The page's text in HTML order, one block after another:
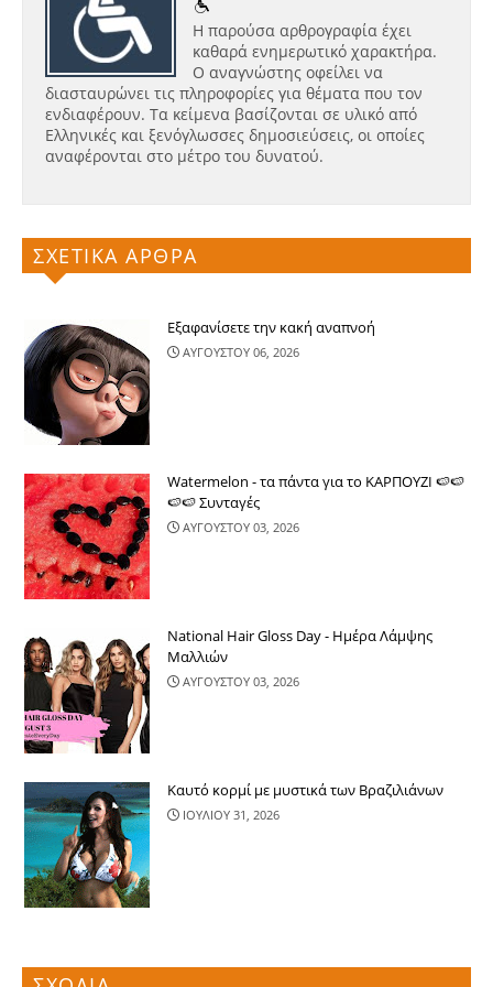
Η παρούσα αρθρογραφία έχει
καθαρά ενημερωτικό χαρακτήρα.
Ο αναγνώστης οφείλει να
διασταυρώνει τις πληροφορίες για θέματα που τον
ενδιαφέρουν. Τα κείμενα βασίζονται σε υλικό από
Ελληνικές και ξενόγλωσσες δημοσιεύσεις, οι οποίες
αναφέρονται στο μέτρο του δυνατού.
ΣΧΕΤΙΚΑ ΑΡΘΡΑ
Εξαφανίσετε την κακή αναπνοή
ΑΥΓΟΥΣΤΟΥ 06, 2026
Watermelon - τα πάντα για το ΚΑΡΠΟΥΖΙ 🍉🍉
🍉🍉 Συνταγές
ΑΥΓΟΥΣΤΟΥ 03, 2026
National Hair Gloss Day - Ημέρα Λάμψης
Μαλλιών
ΑΥΓΟΥΣΤΟΥ 03, 2026
Καυτό κορμί με μυστικά των Βραζιλιάνων
ΙΟΥΛΙΟΥ 31, 2026